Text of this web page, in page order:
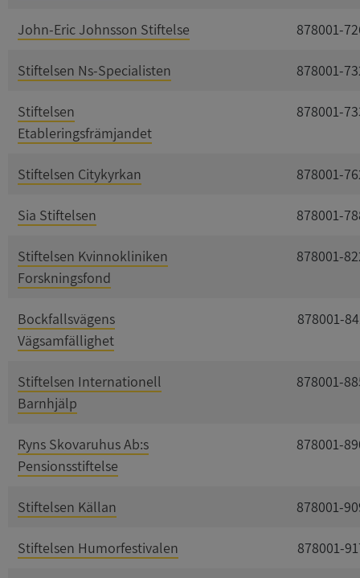
John-Eric Johnsson Stiftelse 878001-
Stiftelsen Ns-Specialisten 878001-
Stiftelsen
Etableringsfrämjandet
878001-
Stiftelsen Citykyrkan 878001-
Sia Stiftelsen 878001-
Stiftelsen Kvinnokliniken
Forskningsfond
878001-
Bockfallsvägens
Vägsamfällighet
878001-
Stiftelsen Internationell
Barnhjälp
878001-
Ryns Skovaruhus Ab:s
Pensionsstiftelse
878001-
Stiftelsen Källan 878001-
Stiftelsen Humorfestivalen 878001-